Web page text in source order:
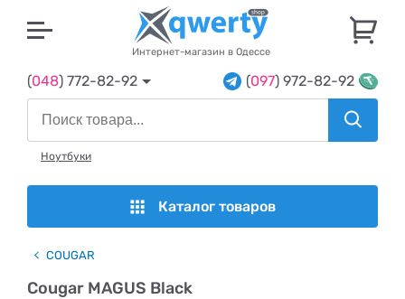
Интернет-магазин в Одессе
(048) 772-82-92 (097) 972-82-92
Ноутбуки
Каталог товаров
COUGAR
Cougar MAGUS Black